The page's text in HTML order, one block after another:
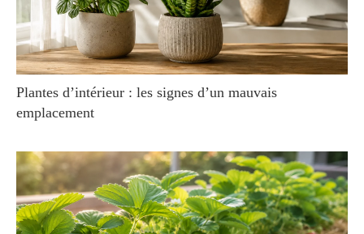
Plantes d’intérieur : les signes d’un mauvais
emplacement